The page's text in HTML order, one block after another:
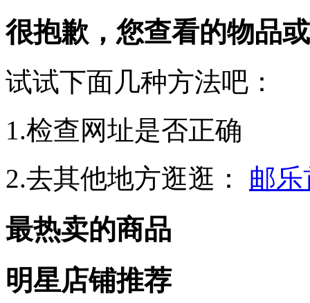
很抱歉，您查看的物品
试试下面几种方法吧：
1.检查网址是否正确
2.去其他地方逛逛：
邮
最热卖的商品
明星店铺推荐